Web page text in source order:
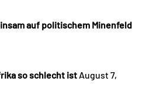
auf politischem Minenfeld
so schlecht ist August 7,